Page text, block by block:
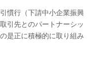
慣行（下請中小企業振興
引先とのパートナーシッ
是正に積極的に取り組み